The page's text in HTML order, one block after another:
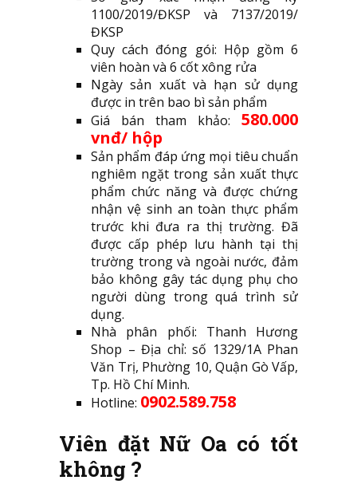
1100/2019/ĐKSP và 7137/2019/
ĐKSP
Quy cách đóng gói: Hộp gồm 6
viên hoàn và 6 cốt xông rửa
Ngày sản xuất và hạn sử dụng
được in trên bao bì sản phẩm
Giá bán tham khảo: 580.000
vnđ/ hộp
Sản phẩm đáp ứng mọi tiêu chuẩn
nghiêm ngặt trong sản xuất thực
phẩm chức năng và được chứng
nhận vệ sinh an toàn thực phẩm
trước khi đưa ra thị trường. Đã
được cấp phép lưu hành tại thị
trường trong và ngoài nước, đảm
bảo không gây tác dụng phụ cho
người dùng trong quá trình sử
dụng.
Nhà phân phối: Thanh Hương
Shop – Địa chỉ: số 1329/1A Phan
Văn Trị, Phường 10, Quận Gò Vấp,
Tp. Hồ Chí Minh.
Hotline: 0902.589.758
Viên đặt Nữ Oa có tốt
không ?